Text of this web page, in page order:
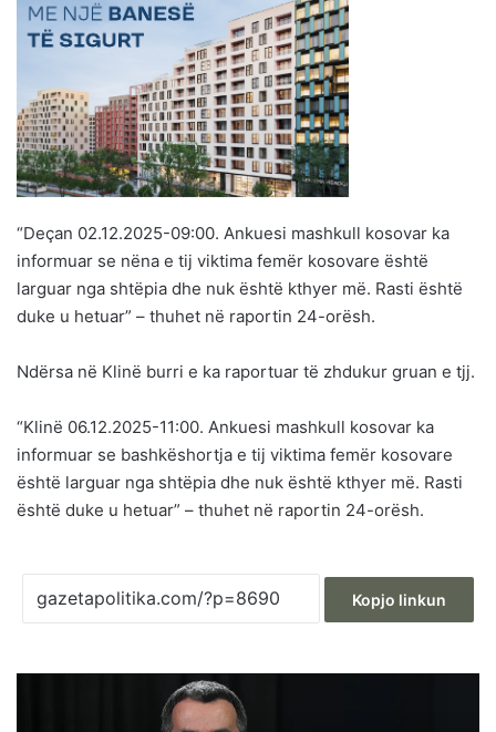
“Deçan 02.12.2025-09:00. Ankuesi mashkull kosovar ka
informuar se nëna e tij viktima femër kosovare është
larguar nga shtëpia dhe nuk është kthyer më. Rasti është
duke u hetuar” – thuhet në raportin 24-orësh.
Ndërsa në Klinë burri e ka raportuar të zhdukur gruan e tjj.
“Klinë 06.12.2025-11:00. Ankuesi mashkull kosovar ka
informuar se bashkëshortja e tij viktima femër kosovare
është larguar nga shtëpia dhe nuk është kthyer më. Rasti
është duke u hetuar” – thuhet në raportin 24-orësh.
Kopjo linkun